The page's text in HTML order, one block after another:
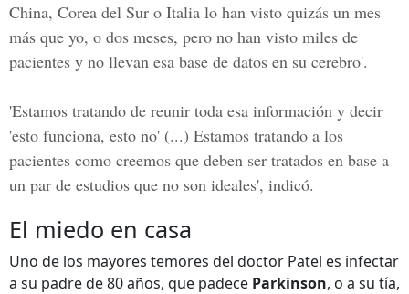
China, Corea del Sur o Italia lo han visto quizás un mes
más que yo, o dos meses, pero no han visto miles de
pacientes y no llevan esa base de datos en su cerebro'.
'Estamos tratando de reunir toda esa información y decir
'esto funciona, esto no' (...) Estamos tratando a los
pacientes como creemos que deben ser tratados en base a
un par de estudios que no son ideales', indicó.
El miedo en casa
Uno de los mayores temores del doctor Patel es infectar
a su padre de 80 años, que padece Parkinson, o a su tía,